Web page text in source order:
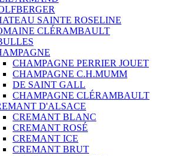
SAINTE ROSELINE
CLÉRAMBAULT
CHAMPAGNE PERRIER JOUET
CHAMPAGNE C.H.MUMM
DE SAINT GALL
CHAMPAGNE CLÉRAMBAULT
D'ALSACE
CREMANT BLANC
CREMANT ROSÉ
CREMANT ICE
CREMANT BRUT